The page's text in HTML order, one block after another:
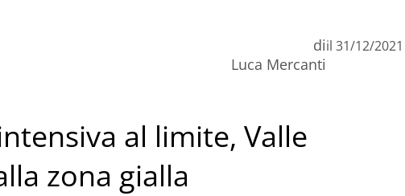
di
Luca Mercanti
il 31/12/2021
al limite, Valle
zona gialla